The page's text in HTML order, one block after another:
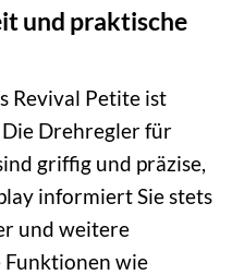
und praktische
Revival Petite ist
Drehregler für
griffig und präzise,
informiert Sie stets
und weitere
wie